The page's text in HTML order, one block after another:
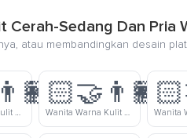
Cerah-Sedang Dan
atau membandingkan desain
Wanita Warna Kulit Cerah Dan Pria Warna Kulit Cerah-Sedang Bergandengan Tangan
👩🏻‍🤝‍👨🏽
Wanita Warna Kulit Cerah Dan Pria Warna Kulit Sedang Bergandengan Tangan